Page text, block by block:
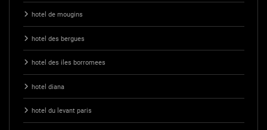
hotel de mougins
hotel des bergues
hotel des iles borromees
hotel diana
hotel du levant paris